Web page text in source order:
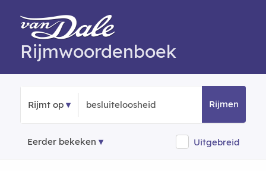
Rijmwoordenboek
Rijmt op Rijmen
Eerder bekeken Uitgebreid